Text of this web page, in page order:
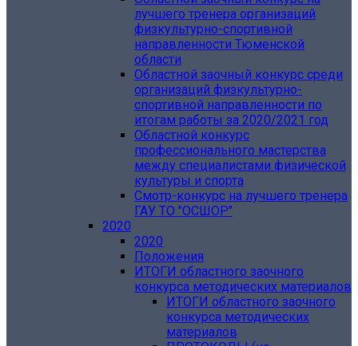
лучшего тренера организаций
физкультурно-спортивной
направленности Тюменской
области
Областной заочный конкурс среди
организаций физкультурно-
спортивной направленности по
итогам работы за 2020/2021 год
Областной конкурс
профессионального мастерства
между специалистами физической
культуры и спорта
Смотр-конкурс на лучшего тренера
ГАУ ТО "ОСШОР"
2020
2020
Положения
ИТОГИ областного заочного
конкурса методических материалов
ИТОГИ областного заочного
конкурса методических
материалов